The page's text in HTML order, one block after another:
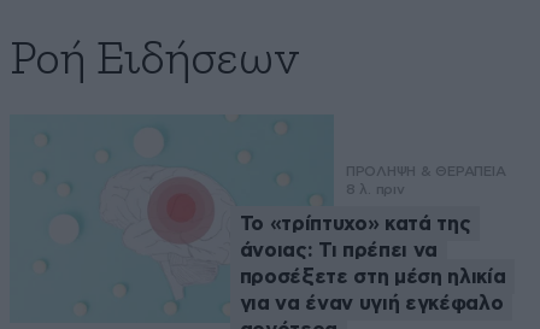
Ροή Ειδήσεων
ΠΡΟΛΗΨΗ & ΘΕΡΑΠΕΙΑ
8 λ. πριν
Το «τρίπτυχο» κατά της
άνοιας: Τι πρέπει να
προσέξετε στη μέση ηλικία
για να έναν υγιή εγκέφαλο